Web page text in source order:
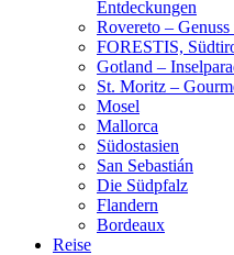
Entdeckungen
Rovereto –
FORESTIS,
Gotland –
St. Moritz –
Mosel
Mallorca
Südostasien
San Sebastián
Die Südpfalz
Flandern
Bordeaux
Reise